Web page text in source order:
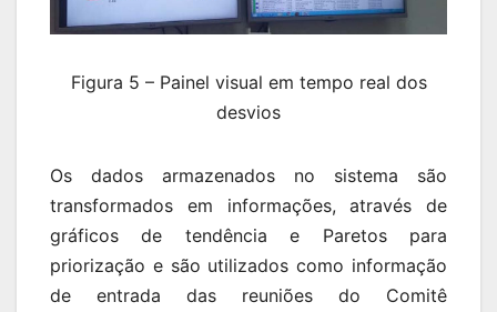
Figura 5 – Painel visual em tempo real dos
desvios
Os dados armazenados no sistema são
transformados em informações, através de
gráficos de tendência e Paretos para
priorização e são utilizados como informação
de entrada das reuniões do Comitê